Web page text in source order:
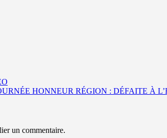
HONNEUR RÉGION : DÉFAITE À
un commentaire.